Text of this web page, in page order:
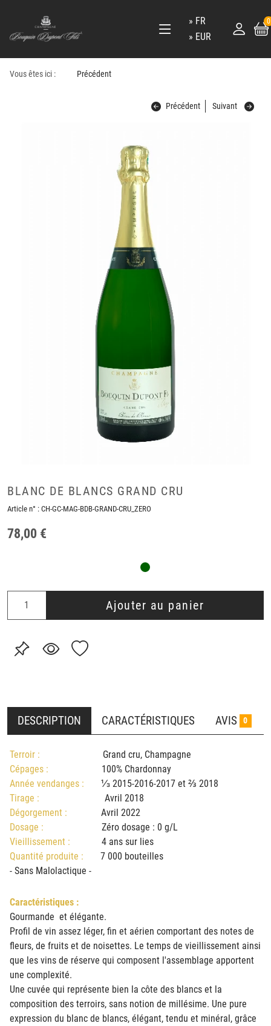
FR
EUR
0
Vous êtes ici : Précédent
Précédent Suivant
BLANC DE BLANCS GRAND CRU
Article n° : CH-GC-MAG-BDB-GRAND-CRU_ZERO
78,00 €
Ajouter au panier
DESCRIPTION CARACTÉRISTIQUES AVIS 0
Terroir :
Grand cru, Champagne
Cépages : 100% Chardonnay
Année vendanges : ⅓ 2015-2016-2017 et ⅔ 2018
Tirage :
Avril 2018
Dégorgement : Avril 2022
Dosage :
Zéro dosage : 0 g/L
Vieillissement : 4 ans sur lies
Quantité produite : 7 000 bouteilles
- Sans Malolactique -
Caractéristiques :
Gourmande et élégante.
Profil de vin assez léger, fin et aérien comportant des notes de
fleurs, de fruits et de noisettes. Le temps de vieillissement ainsi
que les vins de réserve qui composent l'assemblage apportent
une complexité.
Une cuvée qui représente bien la côte des blancs et la
composition des terroirs, sans notion de millésime. Une pure
expression du blanc de blancs, élégant, tendu et minéral, grâce